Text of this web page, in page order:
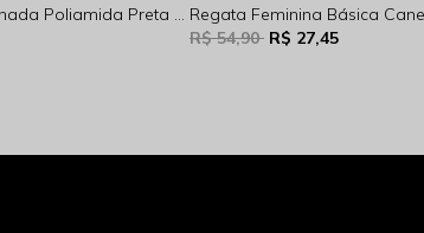
R$ 54,90 R$ 27,45